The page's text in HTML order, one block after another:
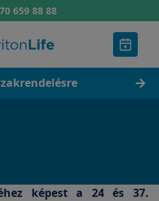
659 88 88
képest a 24 és 37.